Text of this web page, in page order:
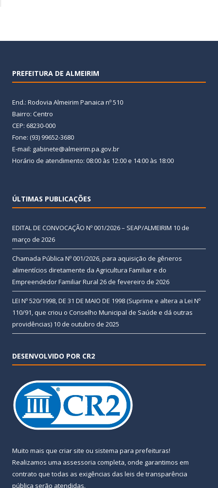
PREFEITURA DE ALMEIRIM
End.: Rodovia Almeirim Panaica nº 510
Bairro: Centro
CEP: 68230-000
Fone: (93) 99652-3680
E-mail: gabinete@almeirim.pa.gov.br
Horário de atendimento: 08:00 às 12:00 e 14:00 às 18:00
ÚLTIMAS PUBLICAÇÕES
EDITAL DE CONVOCAÇÃO Nº 001/2026 – SEAP/ALMEIRIM 10 de
março de 2026
Chamada Pública Nº 001/2026, para aquisição de gêneros
alimentícios diretamente da Agricultura Familiar e do
Empreendedor Familiar Rural 26 de fevereiro de 2026
LEI Nº 520/1998, DE 31 DE MAIO DE 1998 (Suprime e altera a Lei Nº
110/91, que criou o Conselho Municipal de Saúde e dá outras
providências) 10 de outubro de 2025
DESENVOLVIDO POR CR2
Muito mais que criar site ou sistema para prefeituras!
Realizamos uma assessoria completa, onde garantimos em
contrato que todas as exigências das leis de transparência
pública serão atendidas.